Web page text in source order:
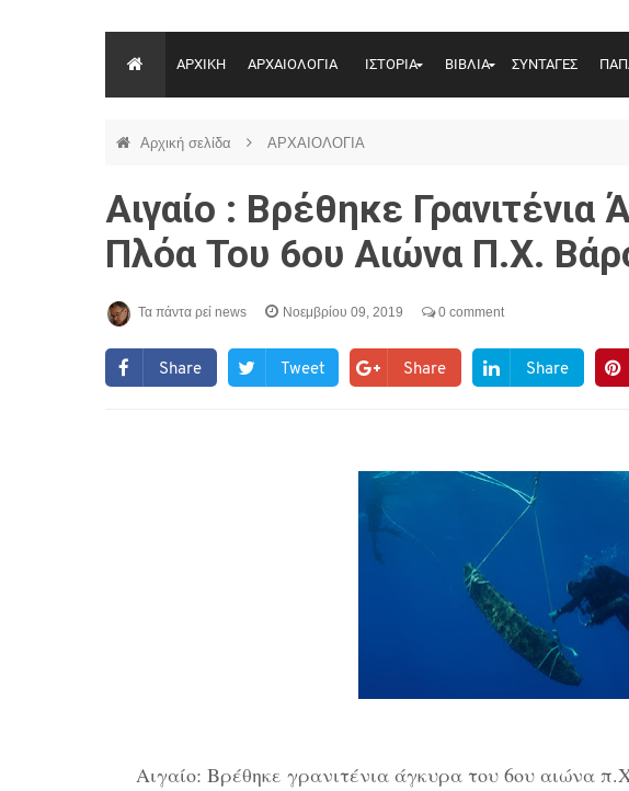
ΑΡΧΙΚΗ ΑΡΧΑΙΟΛΟΓΙΑ ΙΣΤΟΡΙΑ ΒΙΒΛΙΑ ΣΥΝΤΑΓΕΣ
Αρχική σελίδα ΑΡΧΑΙΟΛΟΓΙΑ
Αιγαίο : Βρέθηκε Γρανιτένια
Πλόα Του 6ου Αιώνα Π.Χ.
Τα πάντα ρεί news Νοεμβρίου 09, 2019 0 comment
Share Tweet Share Share
Αιγαίο: Βρέθηκε γρανιτένια άγκυρα του 6ου αιώνα